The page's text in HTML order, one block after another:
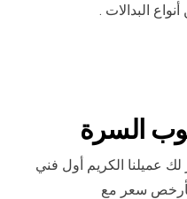
البدالات .
السرة
عميلنا الكريم أول فني
بأرخص سعر مع